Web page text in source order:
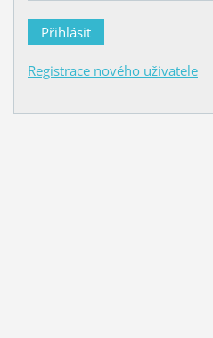
Registrace nového uživatele